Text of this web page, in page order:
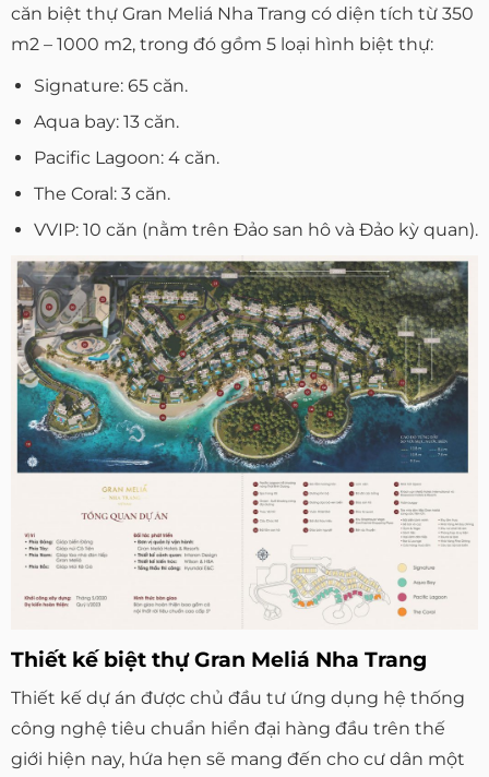
căn biệt thự Gran Meliá Nha Trang có diện tích từ 350
m2 – 1000 m2, trong đó gồm 5 loại hình biệt thự:
Signature: 65 căn.
Aqua bay: 13 căn.
Pacific Lagoon: 4 căn.
The Coral: 3 căn.
VVIP: 10 căn (nằm trên Đảo san hô và Đảo kỳ quan).
Thiết kế biệt thự Gran Meliá Nha Trang
Thiết kế dự án được chủ đầu tư ứng dụng hệ thống
công nghệ tiêu chuẩn hiển đại hàng đầu trên thế
giới hiện nay, hứa hẹn sẽ mang đến cho cư dân một